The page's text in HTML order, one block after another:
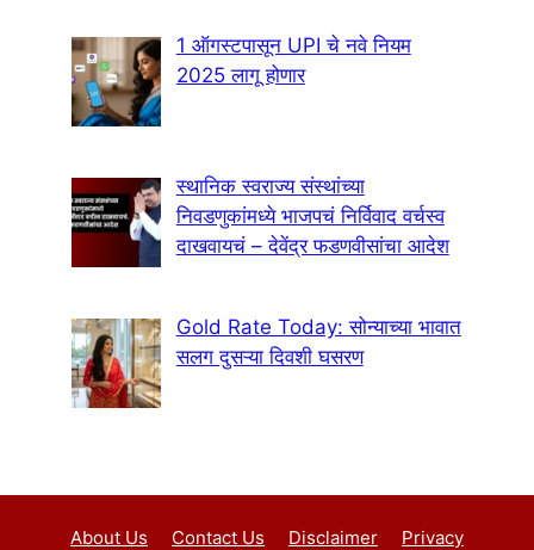
1 ऑगस्टपासून UPI चे नवे नियम
2025 लागू होणार
स्थानिक स्वराज्य संस्थांच्या
निवडणुकांमध्ये भाजपचं निर्विवाद वर्चस्व
दाखवायचं – देवेंद्र फडणवीसांचा आदेश
Gold Rate Today: सोन्याच्या भावात
सलग दुसऱ्या दिवशी घसरण
About Us Contact Us Disclaimer Privacy